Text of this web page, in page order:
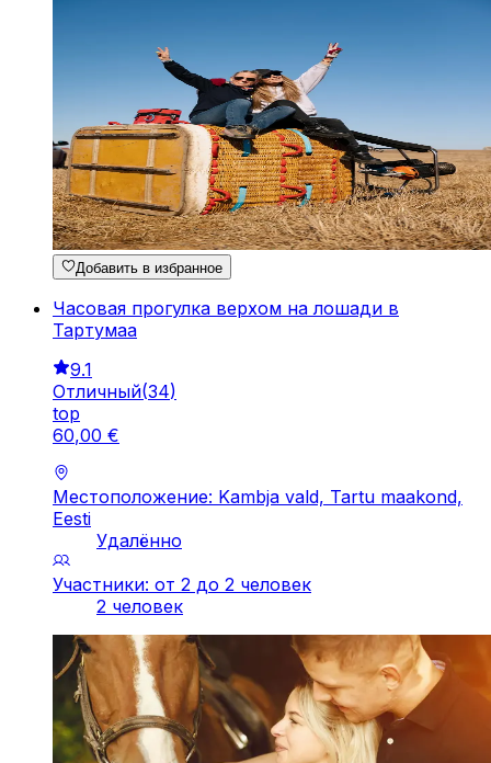
Добавить в избранное
Часовая прогулка верхом на лошади в
Тартумаа
9.1
Отличный(34)
top
60,00 €
Местоположение: Kambja vald, Tartu maakond,
Eesti
Удалённо
Участники: от 2 до 2 человек
2 человек